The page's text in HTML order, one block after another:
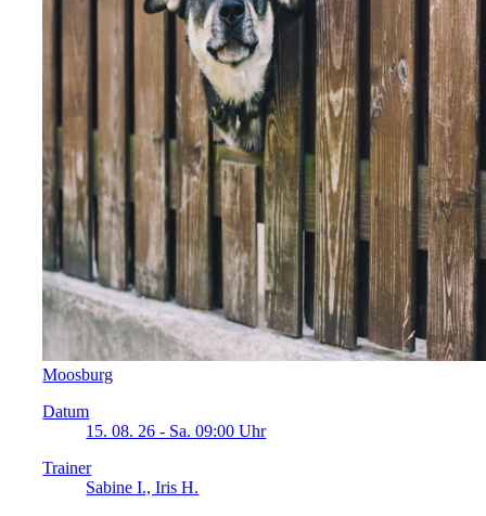
Moosburg
Datum
15. 08. 26 - Sa. 09:00 Uhr
Trainer
Sabine I., Iris H.